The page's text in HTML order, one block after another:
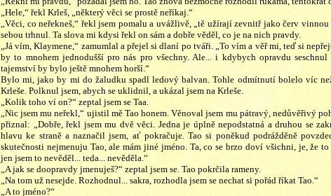
„Hele,“ řekl Krleš, „některý věci se prostě neříkaj.“
„Věci, co neřekneš,“ řekl jsem pomalu a uvážlivě, „tě užírají zevnitř jako červ vinnou
sebou trhnul. Ta slova mi kdysi řekl on sám a dobře věděl, co je na nich pravdy.
„Já vím, Klaymene,“ zamumlal a přejel si dlaní po tváři. „To vím a věř mi, teď si
by to mnohem jednodušší pro nás pro všechny. Ale... i kdybych opravdu
tajemství by bylo ještě mnohem horší.“
Bylo mi, jako by mi do žaludku spadl ledový balvan. Tohle odmítnutí bolelo víc
Krleše. Polknul jsem, abych se uklidnil, a ukázal jsem na Krleše.
„Kolik toho ví on?“ zeptal jsem se Taa.
„Nic jsem mu neřekl,“ ujistil mě Tao honem. Věnoval jsem mu pátravý, nedůvěřivý
přiznal: „Dobře, řekl jsem mu dvě věci. Jedna je úplně nepodstatná a druhou se
hlavu ke straně a naznačil jsem, ať pokračuje. Tao si poněkud podrážděně
skutečnosti nejmenuju Tao, ale mám jiné jméno. Ta, co se brzo doví všichni, je, že to
jen jsem to nevěděl... teda... nevěděla.“
„A jak se doopravdy jmenuješ?“ zeptal jsem se. Tao pokrčila rameny.
„Na tom už nesejde. Rozhodnul... sakra, rozhodla jsem se nechat si pořád říkat Tao.“
„A to jméno?“